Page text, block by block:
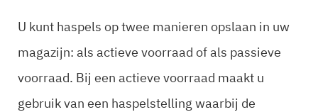
U kunt haspels op twee manieren opslaan in uw
magazijn: als actieve voorraad of als passieve
voorraad. Bij een actieve voorraad maakt u
gebruik van een haspelstelling waarbij de